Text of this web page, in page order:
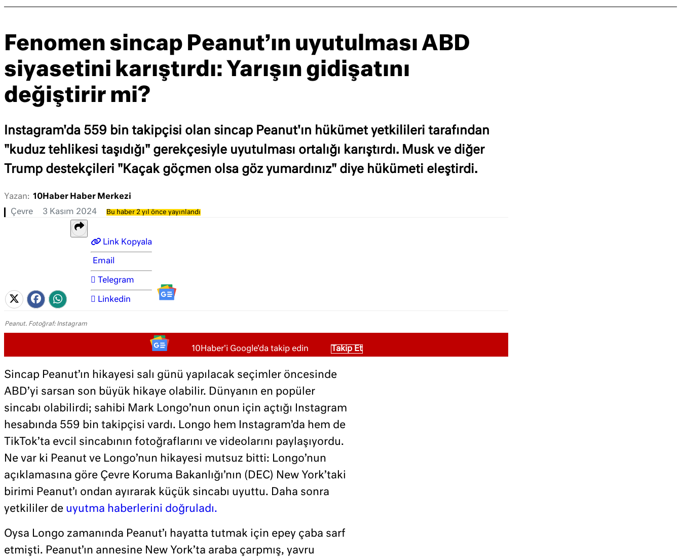
Fenomen sincap Peanut’ın uyutulması ABD
siyasetini karıştırdı: Yarışın gidişatını
değiştirir mi?
Instagram'da 559 bin takipçisi olan sincap Peanut'ın hükümet yetkilileri tarafından
"kuduz tehlikesi taşıdığı" gerekçesiyle uyutulması ortalığı karıştırdı. Musk ve diğer
Trump destekçileri "Kaçak göçmen olsa göz yumardınız" diye hükümeti eleştirdi.
Yazan: 10Haber Haber Merkezi
Çevre
3 Kasım 2024 Bu haber 2 yıl önce yayınlandı
Link Kopyala
Email
Telegram
Linkedin
Peanut. Fotoğraf: Instagram
10Haber'i Google'da takip edin Takip Et
Sincap Peanut’ın hikayesi salı günü yapılacak seçimler öncesinde
ABD’yi sarsan son büyük hikaye olabilir. Dünyanın en popüler
sincabı olabilirdi; sahibi Mark Longo’nun onun için açtığı Instagram
hesabında 559 bin takipçisi vardı. Longo hem Instagram’da hem de
TikTok’ta evcil sincabının fotoğraflarını ve videolarını paylaşıyordu.
Ne var ki Peanut ve Longo’nun hikayesi mutsuz bitti: Longo’nun
açıklamasına göre Çevre Koruma Bakanlığı’nın (DEC) New York’taki
birimi Peanut’ı ondan ayırarak küçük sincabı uyuttu. Daha sonra
yetkililer de uyutma haberlerini doğruladı.
Oysa Longo zamanında Peanut’ı hayatta tutmak için epey çaba sarf
etmişti. Peanut’ın annesine New York’ta araba çarpmış, yavru